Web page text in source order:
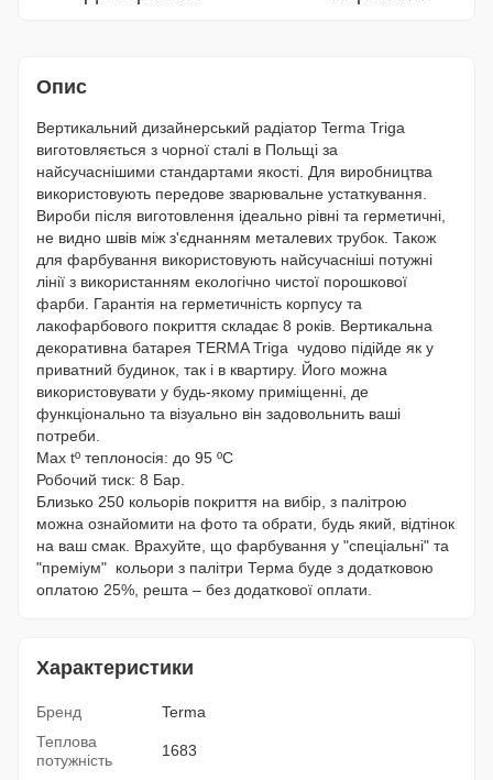
Опис
Вертикальний дизайнерський радіатор Terma Triga
виготовляється з чорної сталі в Польщі за
найсучаснішими стандартами якості. Для виробництва
використовують передове зварювальне устаткування.
Вироби після виготовлення ідеально рівні та герметичні,
не видно швів між з'єднанням металевих трубок. Також
для фарбування використовують найсучасніші потужні
лінії з використанням екологічно чистої порошкової
фарби. Гарантія на герметичність корпусу та
лакофарбового покриття складає 8 років. Вертикальна
декоративна батарея TERMA Triga чудово підійде як у
приватний будинок, так і в квартиру. Його можна
використовувати у будь-якому приміщенні, де
функціонально та візуально він задовольнить ваші
потреби.
Max tº теплоносія: до 95 ºС
Робочий тиск: 8 Бар.
Близько 250 кольорів покриття на вибір, з палітрою
можна ознайомити на фото та обрати, будь який, відтінок
на ваш смак. Врахуйте, що фарбування у "спеціальні" та
"преміум" кольори з палітри Терма буде з додатковою
оплатою 25%, решта – без додаткової оплати.
Характеристики
Бренд
Terma
Теплова
потужність
1683